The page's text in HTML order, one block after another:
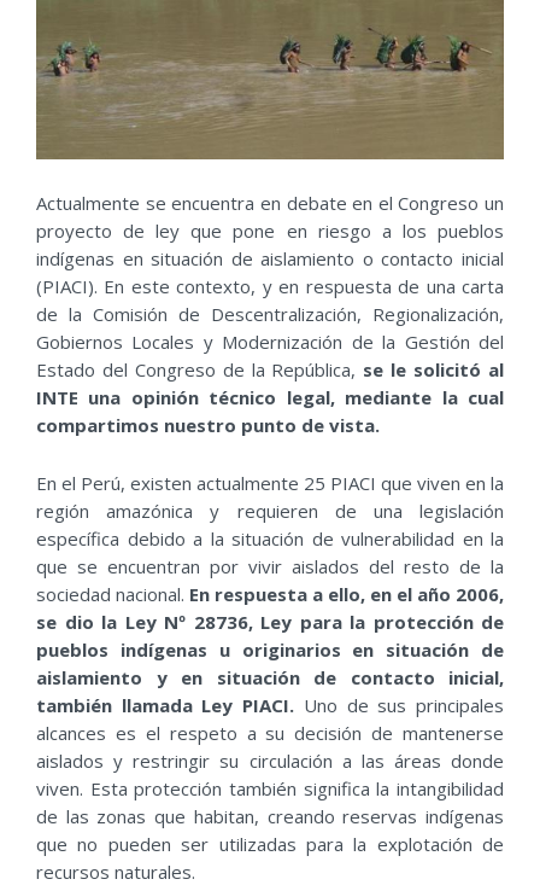
Actualmente se encuentra en debate en el Congreso un
proyecto de ley que pone en riesgo a los pueblos
indígenas en situación de aislamiento o contacto inicial
(PIACI). En este contexto, y en respuesta de una carta
de la Comisión de Descentralización, Regionalización,
Gobiernos Locales y Modernización de la Gestión del
Estado del Congreso de la República, se le solicitó al
INTE una opinión técnico legal, mediante la cual
compartimos nuestro punto de vista.
En el Perú, existen actualmente 25 PIACI que viven en la
región amazónica y requieren de una legislación
específica debido a la situación de vulnerabilidad en la
que se encuentran por vivir aislados del resto de la
sociedad nacional. En respuesta a ello, en el año 2006,
se dio la Ley Nº 28736, Ley para la protección de
pueblos indígenas u originarios en situación de
aislamiento y en situación de contacto inicial,
también llamada Ley PIACI. Uno de sus principales
alcances es el respeto a su decisión de mantenerse
aislados y restringir su circulación a las áreas donde
viven. Esta protección también significa la intangibilidad
de las zonas que habitan, creando reservas indígenas
que no pueden ser utilizadas para la explotación de
recursos naturales.